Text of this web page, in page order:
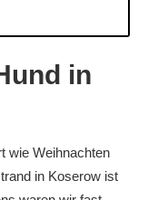
in
wie Weihnachten
in Koserow ist